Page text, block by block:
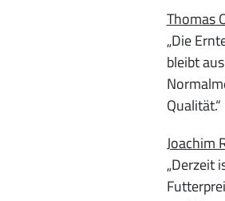
Thomas
„Die
bleibt
Qualität.“
Joachim
„Derzeit